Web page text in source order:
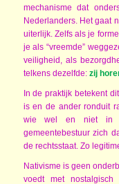
mechanisme dat
Nederlanders. Het gaat
uiterlijk. Zelfs als je
je als “vreemde”
veiligheid, als
telkens dezelfde: zij
In de praktijk betekent
is en de ander ronduit
wie wel en niet in
gemeentebestuur zich
de rechtsstaat. Zo
Nativisme is geen
voedt met nostalgisch